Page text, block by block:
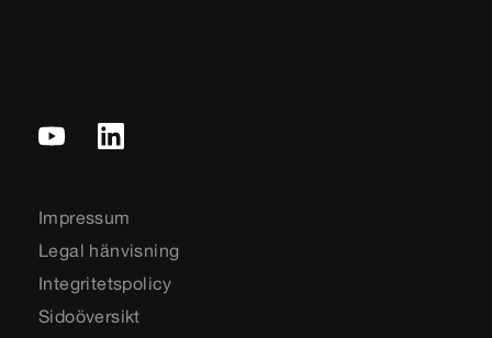
Impressum
Legal hänvisning
Integritetspolicy
Sidoöversikt